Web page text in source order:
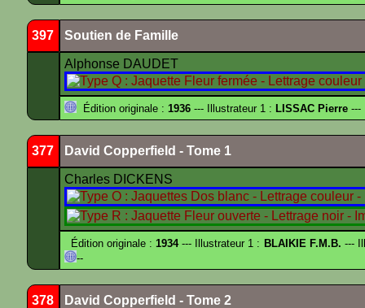
397 Soutien de Famille
Alphonse DAUDET
Édition originale : 1936 --- Illustrateur 1 : LISSAC Pierre ---
377 David Copperfield - Tome 1
Charles DICKENS
Édition originale :1934--- Illustrateur 1 : BLAIKIE F.M.B. ---
--
378 David Copperfield - Tome 2